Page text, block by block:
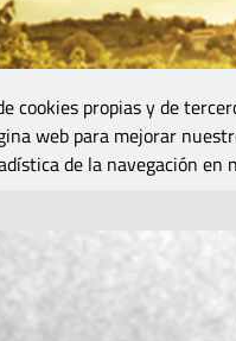
cookies propias y de
web para mejorar
de la navegación en